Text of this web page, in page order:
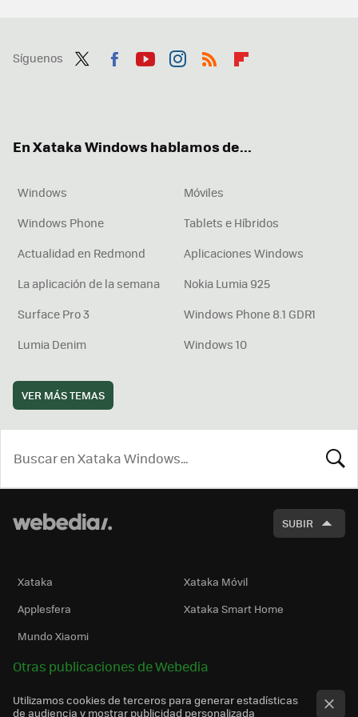
Síguenos
En Xataka Windows hablamos de...
Windows
Móviles
Windows Phone
Tablets e Híbridos
Actualidad en Redmond
Aplicaciones Windows
La aplicación de la semana
Nokia Lumia 925
Surface Pro 3
Windows Phone 8.1 GDR1
Lumia Denim
Windows 10
VER MÁS TEMAS
SUBIR
Xataka
Xataka Móvil
Applesfera
Xataka Smart Home
Mundo Xiaomi
Otras publicaciones de Webedia
Utilizamos cookies de terceros para generar estadísticas
de audiencia y mostrar publicidad personalizada